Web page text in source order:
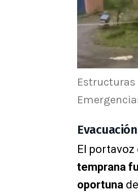
El
temprana
oportuna